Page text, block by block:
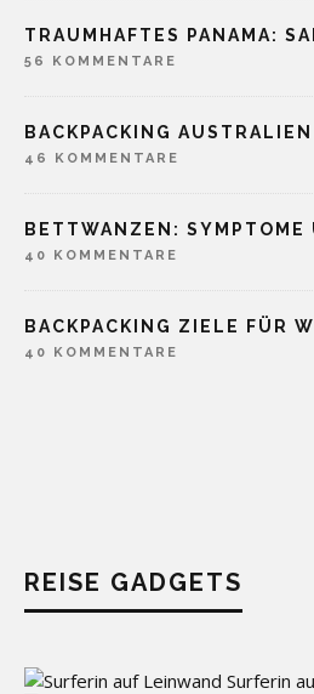
TRAUMHAFTES PANAMA:
56 KOMMENTARE
BACKPACKING
46 KOMMENTARE
BETTWANZEN: SYMPTOME
40 KOMMENTARE
BACKPACKING ZIELE FÜR
40 KOMMENTARE
REISE GADGETS
Surferin